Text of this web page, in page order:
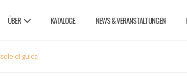
ÜBER KATALOGE NEWS & VERANSTALTUNGEN
di guida